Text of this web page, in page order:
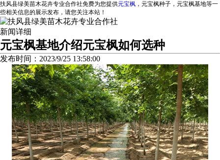
扶风县绿美苗木花卉专业合作社免费为您提供元宝枫 ，元宝枫种子，元宝枫基地等一
些相关信息的展示发布，请您关注本站！
新闻详细
元宝枫基地介绍元宝枫如何选种
发布时间：2023/9/25 13:58:00